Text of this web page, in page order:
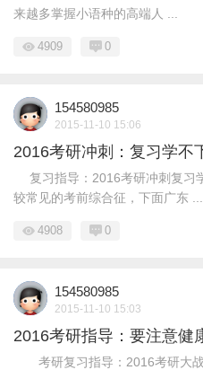
来越多掌握小语种的高端人 ...
4909 0
154580985
2015-11-10 15:06
2016考研冲刺：复习学不
复习指导：2016考研冲刺复习
较常见的考前综合征，下面广东 ...
4908 0
154580985
2015-11-10 15:03
2016考研指导：要注意健
考研复习指导：2016考研大战